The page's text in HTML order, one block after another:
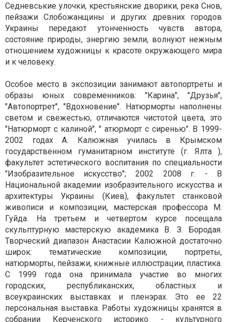
Седневськие улочки, крестьянские дворики, река Снов,
пейзажи Слобожанщины и других древних городов
Украины передают утонченность чувств автора,
состояние природы, энергию земли, волнуют нежным
отношением художницы к красоте окружающего мира
и к человеку.
Особое место в экспозиции занимают автопортреты и
образы юных современников: "Карина", "Друзья",
"Автопортрет", "Вдохновение". Натюрморты наполнены
светом и свежестью, отличаются чистотой цвета, это
"Натюрморт с калиной", " атюрморт с сиренью". В 1999-
2002 годах А. Калюжная училась в Крымском
государственном гуманитарном институте (г. Ялта ),
факультет эстетического воспитания по специальности
"Изобразительное искусство"; 2002 2008 г. - В
Национальной академии изобразительного искусства и
архитектуры Украины (Киев), факультет станковой
живописи и композиции, мастерская профессора М.
Гуйда. На третьем и четвертом курсе посещала
скульптурную мастерскую академика В. З. Бородая.
Творческий диапазон Анастасии Калюжной достаточно
широк: тематические композиции, портреты,
натюрморты, пейзажи, книжные иллюстрации, пластика.
С 1999 года она принимала участие во многих
городских, республиканских, областных и
всеукраинских выставках и пленэрах. Это ее 22
персональная выставка. Работы художницы хранятся в
собрании Керченского историко - культурного